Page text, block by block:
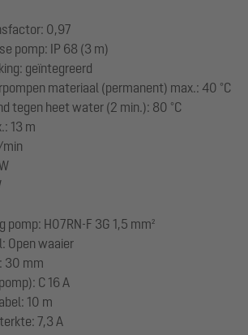
0,97
pomp: IP 68 (3 m)
geïntegreerd
materiaal (permanent) max.: 40 °C
tegen heet water (2 min.): 80 °C
13 m
pomp: H07RN-F 3G 1,5 mm²
Open waaier
30 mm
C 16 A
10 m
7,3 A